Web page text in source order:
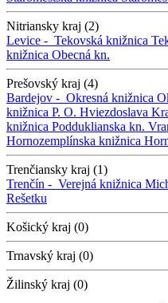
Nitriansky kraj (2)
Levice - Tekovská knižnica
knižnica Obecná kn.
Prešovský kraj (4)
Bardejov - Okresná knižnica
knižnica P. O. Hviezdoslava
knižnica Podduklianska kn.
Hornozemplínska knižnica
Trenčiansky kraj (1)
Trenčín - Verejná knižnica
Rešetku
Košický kraj (0)
Trnavský kraj (0)
Žilinský kraj (0)